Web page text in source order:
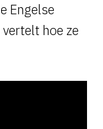
Engelse
hoe ze